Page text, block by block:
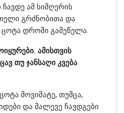
ამ სიმღერის
გრძნობითა და
ცოტა დროში გამეწელა.
ამისთვის
თუ ჯანსაღი კვება
მოვიმატე, თუმცა,
და მალევე ჩავდგები